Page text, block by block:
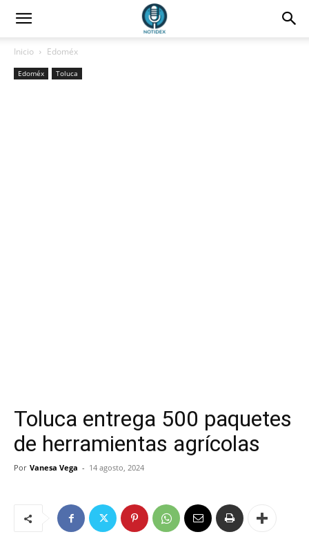
Inicio Edoméx
Edoméx Toluca
Toluca entrega 500 paquetes
de herramientas agrícolas
Por Vanesa Vega - 14 agosto, 2024